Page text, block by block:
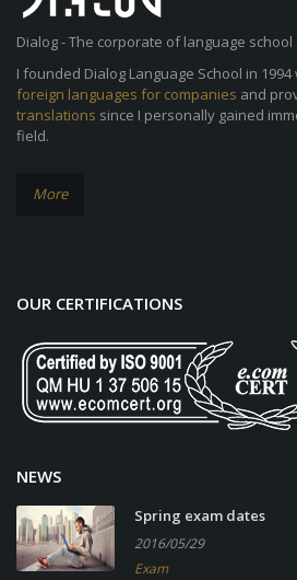
Dialog - The corporate of language school
I founded Dialog Language School in
foreign languages for companies and
translations since I personally gained
field.
More
OUR CERTIFICATIONS
NEWS
Spring exam dates
2016/05/29
Exam